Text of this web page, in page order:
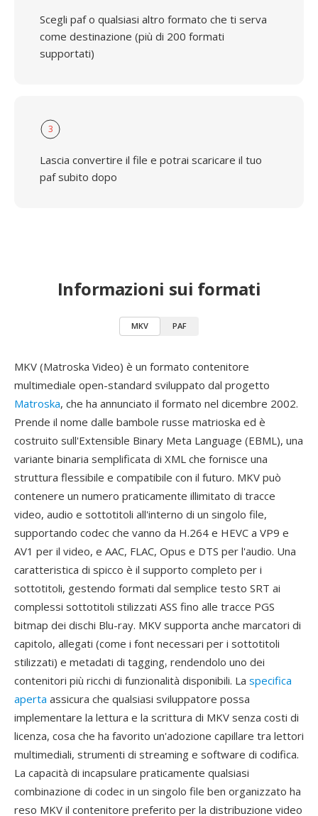
Scegli paf o qualsiasi altro formato che ti serva
come destinazione (più di 200 formati
supportati)
3
Lascia convertire il file e potrai scaricare il tuo
paf subito dopo
Informazioni sui formati
MKV PAF
MKV (Matroska Video) è un formato contenitore
multimediale open-standard sviluppato dal progetto
Matroska, che ha annunciato il formato nel dicembre 2002.
Prende il nome dalle bambole russe matrioska ed è
costruito sull'Extensible Binary Meta Language (EBML), una
variante binaria semplificata di XML che fornisce una
struttura flessibile e compatibile con il futuro. MKV può
contenere un numero praticamente illimitato di tracce
video, audio e sottotitoli all'interno di un singolo file,
supportando codec che vanno da H.264 e HEVC a VP9 e
AV1 per il video, e AAC, FLAC, Opus e DTS per l'audio. Una
caratteristica di spicco è il supporto completo per i
sottotitoli, gestendo formati dal semplice testo SRT ai
complessi sottotitoli stilizzati ASS fino alle tracce PGS
bitmap dei dischi Blu-ray. MKV supporta anche marcatori di
capitolo, allegati (come i font necessari per i sottotitoli
stilizzati) e metadati di tagging, rendendolo uno dei
contenitori più ricchi di funzionalità disponibili. La specifica
aperta assicura che qualsiasi sviluppatore possa
implementare la lettura e la scrittura di MKV senza costi di
licenza, cosa che ha favorito un'adozione capillare tra lettori
multimediali, strumenti di streaming e software di codifica.
La capacità di incapsulare praticamente qualsiasi
combinazione di codec in un singolo file ben organizzato ha
reso MKV il contenitore preferito per la distribuzione video